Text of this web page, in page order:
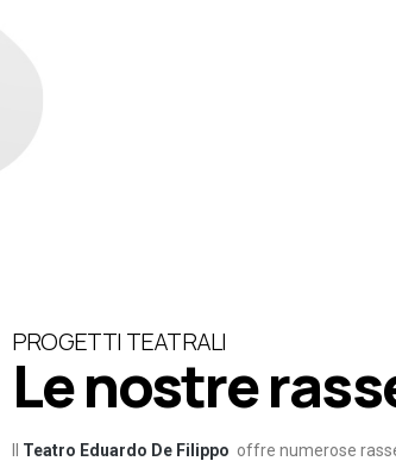
PROGETTI TEATRALI
Le nostre
Teatro Eduardo De Filippo offre numerose